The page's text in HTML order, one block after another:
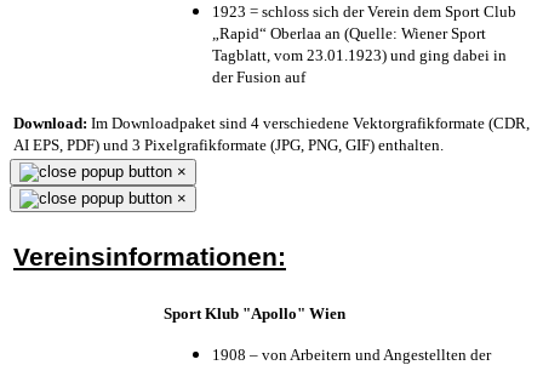
1923 = schloss sich der Verein dem Sport Club
„Rapid“ Oberlaa an (Quelle: Wiener Sport
Tagblatt, vom 23.01.1923) und ging dabei in
der Fusion auf
Download: Im Downloadpaket sind 4 verschiedene Vektorgrafikformate (CDR,
AI EPS, PDF) und 3 Pixelgrafikformate (JPG, PNG, GIF) enthalten.
×
×
Vereinsinformationen:
Sport Klub "Apollo" Wien
1908 – von Arbeitern und Angestellten der